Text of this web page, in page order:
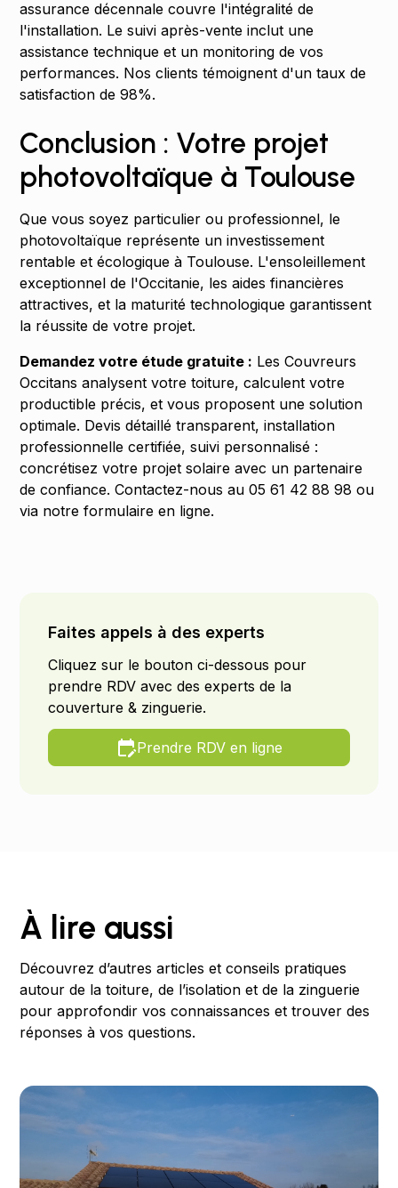
assurance décennale couvre l'intégralité de
l'installation. Le suivi après-vente inclut une
assistance technique et un monitoring de vos
performances. Nos clients témoignent d'un taux de
satisfaction de 98%.
Conclusion : Votre projet
photovoltaïque à Toulouse
Que vous soyez particulier ou professionnel, le
photovoltaïque représente un investissement
rentable et écologique à Toulouse. L'ensoleillement
exceptionnel de l'Occitanie, les aides financières
attractives, et la maturité technologique garantissent
la réussite de votre projet.
Demandez votre étude gratuite : Les Couvreurs
Occitans analysent votre toiture, calculent votre
productible précis, et vous proposent une solution
optimale. Devis détaillé transparent, installation
professionnelle certifiée, suivi personnalisé :
concrétisez votre projet solaire avec un partenaire
de confiance. Contactez-nous au 05 61 42 88 98 ou
via notre formulaire en ligne.
Faites appels à des experts
Cliquez sur le bouton ci-dessous pour
prendre RDV avec des experts de la
couverture & zinguerie.
Prendre RDV en ligne
À lire aussi
Découvrez d’autres articles et conseils pratiques
autour de la toiture, de l’isolation et de la zinguerie
pour approfondir vos connaissances et trouver des
réponses à vos questions.